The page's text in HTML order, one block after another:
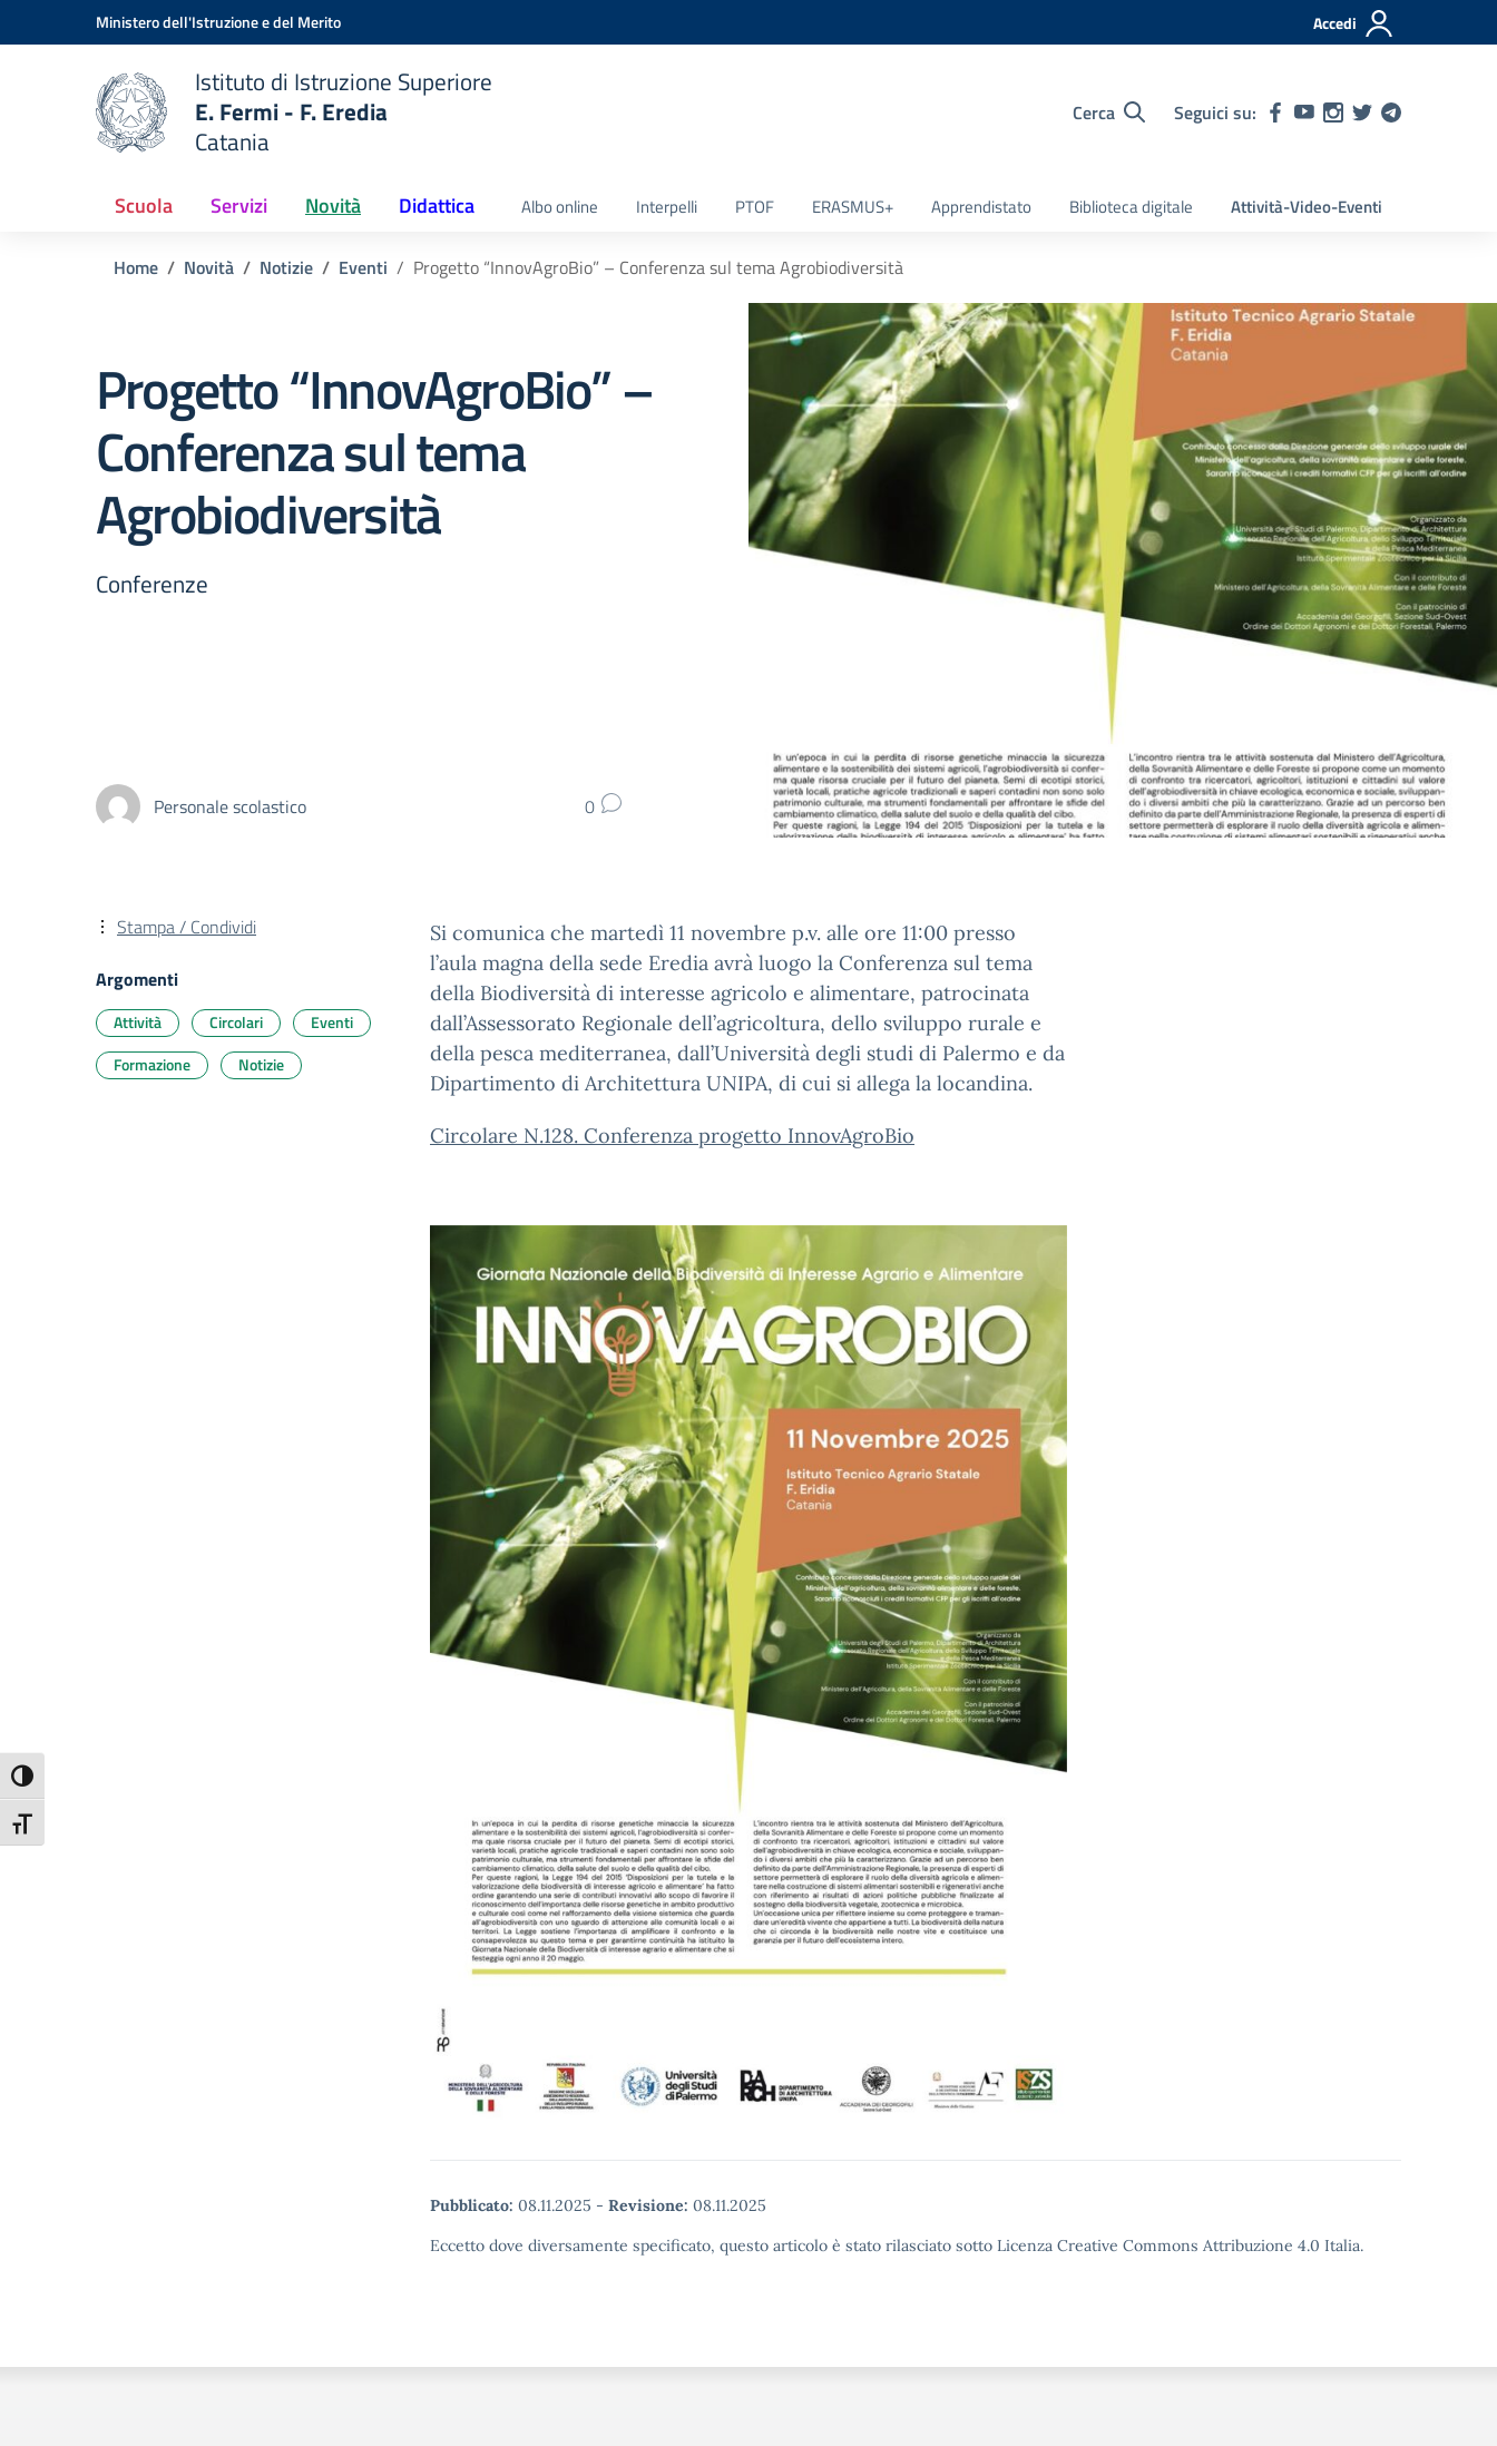
Attiva/disattiva alto contrasto
Attiva/disattiva dimensione testo
Vai ai contenuti
Vai al menu di navigazioneMinistero dell'Istruzione e del Merito Accedi
scuola
Istituto di Istruzione Superiore
E. Fermi - F. Eredia
Catania
Cerca Seguici su:
Scuola Servizi Novità Didattica Albo online Interpelli PTOF ERASMUS+ Apprendistato Biblioteca digitale Attività-Video-Eventi
Home Novità Notizie Eventi Progetto “InnovAgroBio” – Conferenza sul tema Agrobiodiversità
Progetto “InnovAgroBio” –
Conferenza sul tema
Agrobiodiversità
Conferenze
Personale scolastico 0
Si comunica che martedì 11 novembre p.v. alle ore 11:00 presso
l’aula magna della sede Eredia avrà luogo la Conferenza sul tema
della Biodiversità di interesse agricolo e alimentare, patrocinata
dall’Assessorato Regionale dell’agricoltura, dello sviluppo rurale e
della pesca mediterranea, dall’Università degli studi di Palermo e da
Dipartimento di Architettura UNIPA, di cui si allega la locandina.
Circolare N.128. Conferenza progetto InnovAgroBio
Pubblicato: 08.11.2025 - Revisione: 08.11.2025
Eccetto dove diversamente specificato, questo articolo è stato rilasciato sotto Licenza Creative Commons Attribuzione 4.0 Italia.
Stampa / Condividi
Argomenti
Attività Circolari
Eventi
Formazione
Notizie